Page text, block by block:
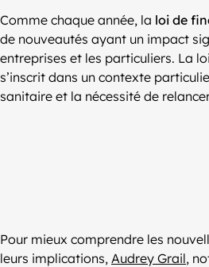
Comme chaque année, la loi de
de nouveautés ayant un impact
entreprises et les particuliers. La
s’inscrit dans un contexte
sanitaire et la nécessité de
Pour mieux comprendre les
leurs implications, Audrey Grail,